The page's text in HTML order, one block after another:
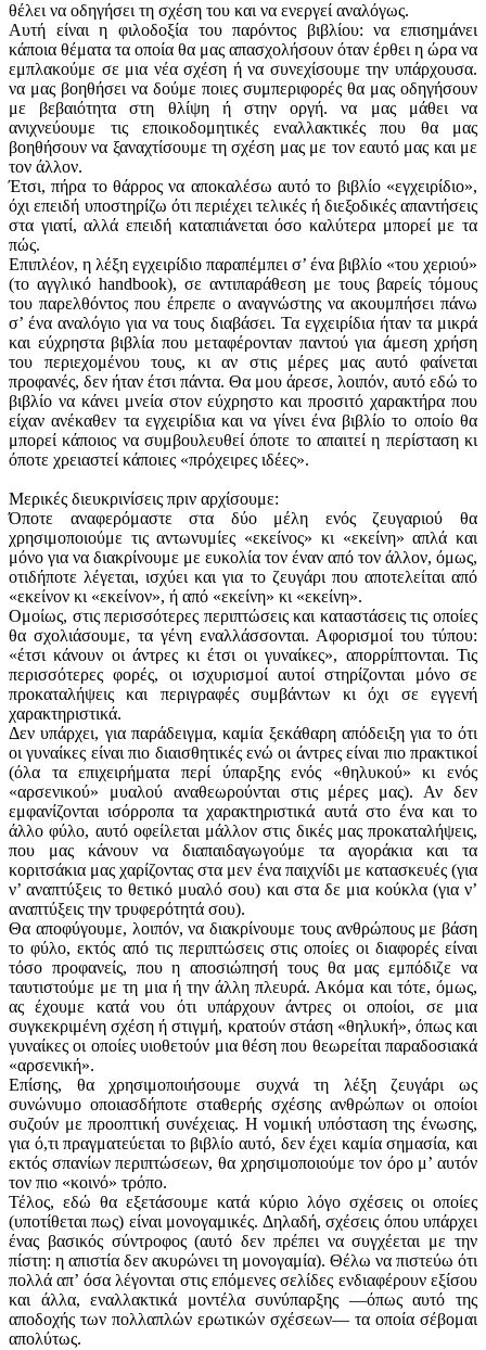
θέλει να οδηγήσει τη σχέση του και να ενεργεί αναλόγως.
Αυτή είναι η φιλοδοξία του παρόντος βιβλίου: να επισημάνει
κάποια θέματα τα οποία θα μας απασχολήσουν όταν έρθει η ώρα να
εμπλακούμε σε μια νέα σχέση ή να συνεχίσουμε την υπάρχουσα.
να μας βοηθήσει να δούμε ποιες συμπεριφορές θα μας οδηγήσουν
με βεβαιότητα στη θλίψη ή στην οργή. να μας μάθει να
ανιχνεύουμε τις εποικοδομητικές εναλλακτικές που θα μας
βοηθήσουν να ξαναχτίσουμε τη σχέση μας με τον εαυτό μας και με
τον άλλον.
Έτσι, πήρα το θάρρος να αποκαλέσω αυτό το βιβλίο «εγχειρίδιο»,
όχι επειδή υποστηρίζω ότι περιέχει τελικές ή διεξοδικές απαντήσεις
στα γιατί, αλλά επειδή καταπιάνεται όσο καλύτερα μπορεί με τα
πώς.
Επιπλέον, η λέξη εγχειρίδιο παραπέμπει σ’ ένα βιβλίο «του χεριού»
(το αγγλικό handbook), σε αντιπαράθεση με τους βαρείς τόμους
του παρελθόντος που έπρεπε ο αναγνώστης να ακουμπήσει πάνω
σ’ ένα αναλόγιο για να τους διαβάσει. Τα εγχειρίδια ήταν τα μικρά
και εύχρηστα βιβλία που μεταφέρονταν παντού για άμεση χρήση
του περιεχομένου τους, κι αν στις μέρες μας αυτό φαίνεται
προφανές, δεν ήταν έτσι πάντα. Θα μου άρεσε, λοιπόν, αυτό εδώ το
βιβλίο να κάνει μνεία στον εύχρηστο και προσιτό χαρακτήρα που
είχαν ανέκαθεν τα εγχειρίδια και να γίνει ένα βιβλίο το οποίο θα
μπορεί κάποιος να συμβουλευθεί όποτε το απαιτεί η περίσταση κι
όποτε χρειαστεί κάποιες «πρόχειρες ιδέες».
Μερικές διευκρινίσεις πριν αρχίσουμε:
Όποτε αναφερόμαστε στα δύο μέλη ενός ζευγαριού θα
χρησιμοποιούμε τις αντωνυμίες «εκείνος» κι «εκείνη» απλά και
μόνο για να διακρίνουμε με ευκολία τον έναν από τον άλλον, όμως,
οτιδήποτε λέγεται, ισχύει και για το ζευγάρι που αποτελείται από
«εκείνον κι «εκείνον», ή από «εκείνη» κι «εκείνη».
Ομοίως, στις περισσότερες περιπτώσεις και καταστάσεις τις οποίες
θα σχολιάσουμε, τα γένη εναλλάσσονται. Αφορισμοί του τύπου:
«έτσι κάνουν οι άντρες κι έτσι οι γυναίκες», απορρίπτονται. Τις
περισσότερες φορές, οι ισχυρισμοί αυτοί στηρίζονται μόνο σε
προκαταλήψεις και περιγραφές συμβάντων κι όχι σε εγγενή
χαρακτηριστικά.
Δεν υπάρχει, για παράδειγμα, καμία ξεκάθαρη απόδειξη για το ότι
οι γυναίκες είναι πιο διαισθητικές ενώ οι άντρες είναι πιο πρακτικοί
(όλα τα επιχειρήματα περί ύπαρξης ενός «θηλυκού» κι ενός
«αρσενικού» μυαλού αναθεωρούνται στις μέρες μας). Αν δεν
εμφανίζονται ισόρροπα τα χαρακτηριστικά αυτά στο ένα και το
άλλο φύλο, αυτό οφείλεται μάλλον στις δικές μας προκαταλήψεις,
που μας κάνουν να διαπαιδαγωγούμε τα αγοράκια και τα
κοριτσάκια μας χαρίζοντας στα μεν ένα παιχνίδι με κατασκευές (για
ν’ αναπτύξεις το θετικό μυαλό σου) και στα δε μια κούκλα (για ν’
αναπτύξεις την τρυφερότητά σου).
Θα αποφύγουμε, λοιπόν, να διακρίνουμε τους ανθρώπους με βάση
το φύλο, εκτός από τις περιπτώσεις στις οποίες οι διαφορές είναι
τόσο προφανείς, που η αποσιώπησή τους θα μας εμπόδιζε να
ταυτιστούμε με τη μια ή την άλλη πλευρά. Ακόμα και τότε, όμως,
ας έχουμε κατά νου ότι υπάρχουν άντρες οι οποίοι, σε μια
συγκεκριμένη σχέση ή στιγμή, κρατούν στάση «θηλυκή», όπως και
γυναίκες οι οποίες υιοθετούν μια θέση που θεωρείται παραδοσιακά
«αρσενική».
Επίσης, θα χρησιμοποιήσουμε συχνά τη λέξη ζευγάρι ως
συνώνυμο οποιασδήποτε σταθερής σχέσης ανθρώπων οι οποίοι
συζούν με προοπτική συνέχειας. Η νομική υπόσταση της ένωσης,
για ό,τι πραγματεύεται το βιβλίο αυτό, δεν έχει καμία σημασία, και
εκτός σπανίων περιπτώσεων, θα χρησιμοποιούμε τον όρο μ’ αυτόν
τον πιο «κοινό» τρόπο.
Τέλος, εδώ θα εξετάσουμε κατά κύριο λόγο σχέσεις οι οποίες
(υποτίθεται πως) είναι μονογαμικές. Δηλαδή, σχέσεις όπου υπάρχει
ένας βασικός σύντροφος (αυτό δεν πρέπει να συγχέεται με την
πίστη: η απιστία δεν ακυρώνει τη μονογαμία). Θέλω να πιστεύω ότι
πολλά απ’ όσα λέγονται στις επόμενες σελίδες ενδιαφέρουν εξίσου
και άλλα, εναλλακτικά μοντέλα συνύπαρξης —όπως αυτό της
αποδοχής των πολλαπλών ερωτικών σχέσεων— τα οποία σέβομαι
απολύτως.